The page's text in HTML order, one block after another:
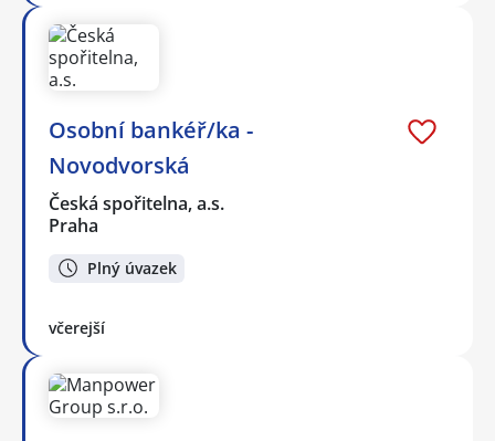
Osobní bankéř/ka -
Novodvorská
Česká spořitelna, a.s.
Praha
Plný úvazek
včerejší